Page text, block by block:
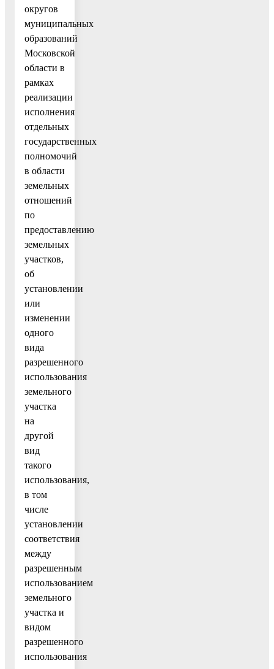
округов
муниципальных
образований
Московской
области в
рамках
реализации
исполнения
отдельных
государственных
полномочий
в области
земельных
отношений
по
предоставлению
земельных
участков,
об
установлении
или
изменении
одного
вида
разрешенного
использования
земельного
участка
на
другой
вид
такого
использования,
в том
числе
установлении
соответствия
между
разрешенным
использованием
земельного
участка и
видом
разрешенного
использования